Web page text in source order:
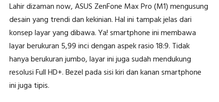
Lahir dizaman now, ASUS ZenFone Max Pro (M1) mengusung
desain yang trendi dan kekinian. Hal ini tampak jelas dari
konsep layar yang dibawa. Ya! smartphone ini membawa
layar berukuran 5,99 inci dengan aspek rasio 18:9. Tidak
hanya berukuran jumbo, layar ini juga sudah mendukung
resolusi Full HD+. Bezel pada sisi kiri dan kanan smartphone
ini juga tipis.